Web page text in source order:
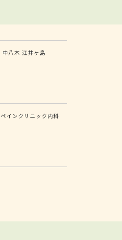
中八木 江井ヶ島
ペインクリニック内科